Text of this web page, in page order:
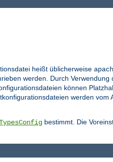
heißt üblicherweise
werden. Durch Verwendung
können
werden vom
bestimmt. Die